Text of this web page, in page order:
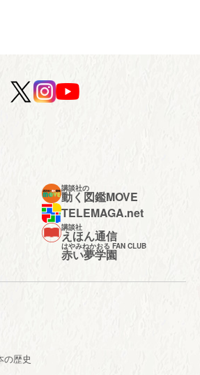
講談社の
動く図鑑MOVE
TELEMAGA.net
講談社
えほん通信
はやみねかおる FAN CLUB
赤い夢学園
の歴史